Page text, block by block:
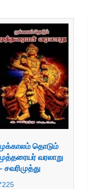
தொடும்
வரலாறு
சவரிமுத்து
225